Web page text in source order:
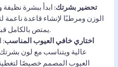
تحضير بشرتك: ابدأ ببشرة
الوزن ومرطبًا لإنشاء قاعدة
يمتص بالكامل قبل البدء في استخدام الكونسيلر.
اختاري خافي العيوب المناسب:
عالية ويتناسب مع لون
العيوب المصمم خصيصًا